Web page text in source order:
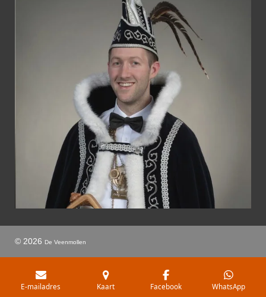
© 2026 De Veenmollen
E-mailadres Kaart Facebook WhatsApp